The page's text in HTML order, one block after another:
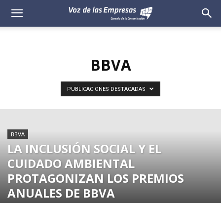
Voz
BBVA
PUBLICACIONES DESTACADAS
BBVA
LA INCLUSIÓN SOCIAL Y EL
CUIDADO AMBIENTAL
PROTAGONIZAN LOS PREMIOS
ANUALES DE BBVA